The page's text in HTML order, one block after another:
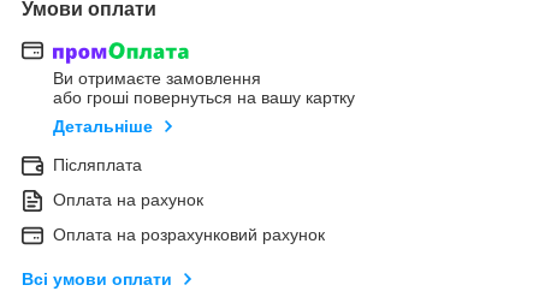
Умови оплати
Ви отримаєте замовлення
або гроші повернуться на вашу картку
Детальніше
Післяплата
Оплата на рахунок
Оплата на розрахунковий рахунок
Всі умови оплати